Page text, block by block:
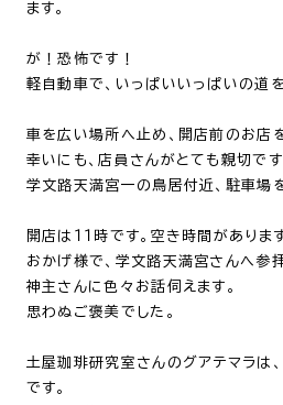
ます。
が！恐怖です！
軽自動車で、いっぱいいっぱいの道
車を広い場所へ止め、開店前のお店
幸いにも、店員さんがとても親切です
学文路天満宮一の鳥居付近、駐車場
開店は１１時です。空き時間があります
おかげ様で、学文路天満宮さんへ参
神主さんに色々お話伺えます。
思わぬご褒美でした。
土屋珈琲研究室さんのグアテマラは
です。